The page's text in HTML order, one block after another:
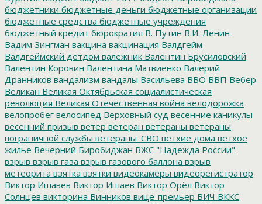
бюджетники бюджетные деньги бюджетные организации
бюджетные средства бюджетные учреждения
бюджетный кредит бюрократия В. Путин В.И. Ленин
Вадим Зингман вакцина вакцинация Валдгейм
Валдгеймский детдом валежник Валентин Брусиловский
Валентин Коровин Валентина Матвиенко Валерий
Дранников вандализм вандалы Васильева ВВО ВВП Вебер
Великан Великая Октябрьская социалистическая
революция Великая Отечественная война велодорожка
велопробег велосипед Верховный суд весенние каникулы
весенний призыв ветер ветеран ветераны ветераны
пограничной службы ветераны_СВО ветхие дома ветхое
жилье Вечерний Биробиджан ВЖС "Надежда России"
взрыв взрыв газа взрыв газового баллона взрыв
метеорита взятка взятки видеокамеры видеорегистратор
Виктор Ишавев Виктор Ишаев Виктор Орёл Виктор
Солнцев викторина Винников вице-премьер ВИЧ ВККС